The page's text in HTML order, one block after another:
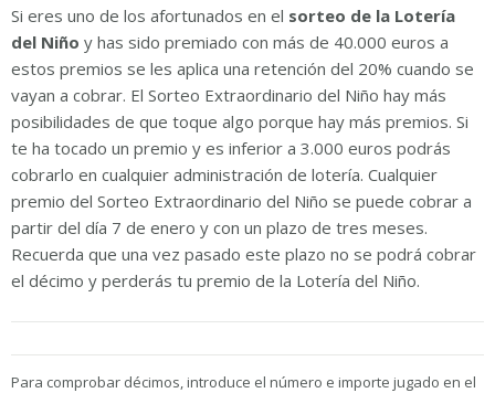
Si eres uno de los afortunados en el sorteo de la Lotería
del Niño y has sido premiado con más de 40.000 euros a
estos premios se les aplica una retención del 20% cuando se
vayan a cobrar. El Sorteo Extraordinario del Niño hay más
posibilidades de que toque algo porque hay más premios. Si
te ha tocado un premio y es inferior a 3.000 euros podrás
cobrarlo en cualquier administración de lotería. Cualquier
premio del Sorteo Extraordinario del Niño se puede cobrar a
partir del día 7 de enero y con un plazo de tres meses.
Recuerda que una vez pasado este plazo no se podrá cobrar
el décimo y perderás tu premio de la Lotería del Niño.
Para comprobar décimos, introduce el número e importe jugado en el